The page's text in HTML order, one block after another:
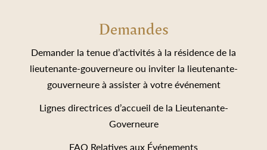
Demandes
Demander la tenue d’activités à la résidence de la
lieutenante-gouverneure ou inviter la lieutenante-
gouverneure à assister à votre événement
Lignes directrices d’accueil de la Lieutenante-
Governeure
FAQ Relatives aux Événements